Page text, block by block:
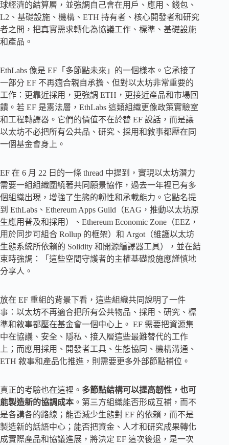
球經濟的結算層，並強調自己會在用戶、應用、錢包、
L2、基礎設施、機構、ETH 持有者、核心開發者和研究
者之間，把真實需求轉化為協議工作、標準、基礎設施
和產品。
EthLabs 像是 EF「多節點未來」的一個樣本。它承接了
一部分 EF 不再適合親自承擔、但對以太坊非常重要的
工作：更靠近採用，更強調 ETH，更接近產品和市場回
饋。若 EF 是憲法層，EthLabs 這類組織更像政策實驗室
和工程轉譯器。它們的價值不在於替 EF 說話，而是讓
以太坊不必把所有公共品、研究、採用和敘事都壓在同
一個基金會身上。
EF 在 6 月 22 日的一條 thread 中提到，實現以太坊潛力
需要一組組織圍繞著共同願景協作，過去一年裡已有多
個組織出現，增強了生態的韌性和承載能力。它點名提
到 EthLabs、Ethereum Apps Guild（EAG，推動以太坊原
生應用普及和採用）、Ethereum Economic Zone（EEZ，
用於同步可組合 Rollup 的框架）和 Argot（維護以太坊
生態系統所依賴的 Solidity 和開源編譯器工具），並在結
束時強調：「這些空間守護者的主權基礎設施應謹慎地
分享人。
放在 EF 重組的背景下看，這些組織共同說明了一件
事：以太坊不再適合把所有公共物品、採用、研究、標
準和敘事都壓在基金會一個中心上。 EF 需要把資源集
中在協議、安全、隱私、接入層這些最難替代的工作
上；而應用採用、開發者工具、生態協同、機構溝通、
ETH 敘事和產品化推進，則需要更多外部節點補位。
真正的考驗也在這裡。 多節點結構可以提高韌性，也可
能製造新的協調成本 。第三方組織能否形成互補，而不
是各講各的路線；能否減少生態對 EF 的依賴，而不是
製造新的話語中心；能否把資金、人才和研究成果轉化
成實際產品和協議進展，將決定 EF 這次後退，是一次